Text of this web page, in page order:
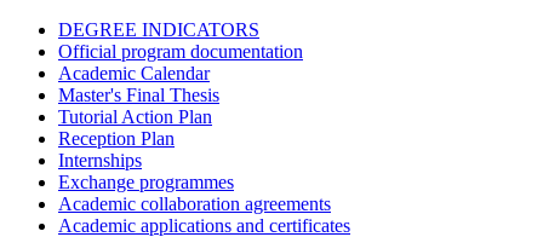
DEGREE INDICATORS
Official program documentation
Academic Calendar
Master's Final Thesis
Tutorial Action Plan
Reception Plan
Internships
Exchange programmes
Academic collaboration agreements
Academic applications and certificates